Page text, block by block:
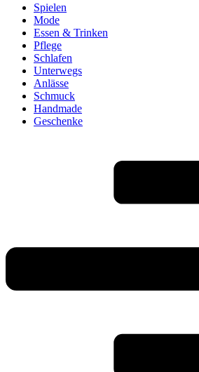
Spielen
Mode
Essen & Trinken
Pflege
Schlafen
Unterwegs
Anlässe
Schmuck
Handmade
Geschenke